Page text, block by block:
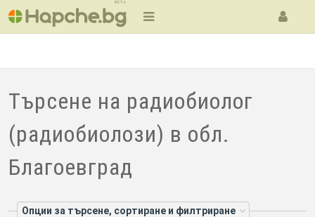
BETA
Търсене на радиобиолог
(радиобиолози) в обл.
Благоевград
Опции за търсене, сортиране и филтриране